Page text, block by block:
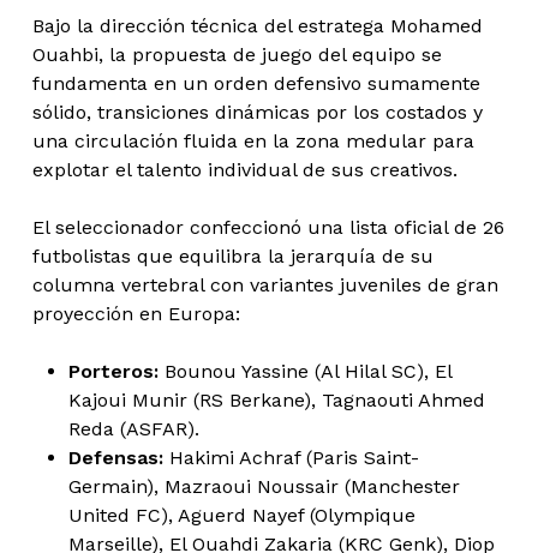
Bajo la dirección técnica del estratega Mohamed
Ouahbi, la propuesta de juego del equipo se
fundamenta en un orden defensivo sumamente
sólido, transiciones dinámicas por los costados y
una circulación fluida en la zona medular para
explotar el talento individual de sus creativos.
El seleccionador confeccionó una lista oficial de 26
futbolistas que equilibra la jerarquía de su
columna vertebral con variantes juveniles de gran
proyección en Europa:
Porteros:Bounou Yassine (Al Hilal SC), El
Kajoui Munir (RS Berkane), Tagnaouti Ahmed
Reda (ASFAR).
Defensas:Hakimi Achraf (Paris Saint-
Germain), Mazraoui Noussair (Manchester
United FC), Aguerd Nayef (Olympique
Marseille), El Ouahdi Zakaria (KRC Genk), Diop